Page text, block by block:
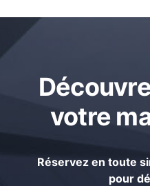
votre
Réservez en toute
pour